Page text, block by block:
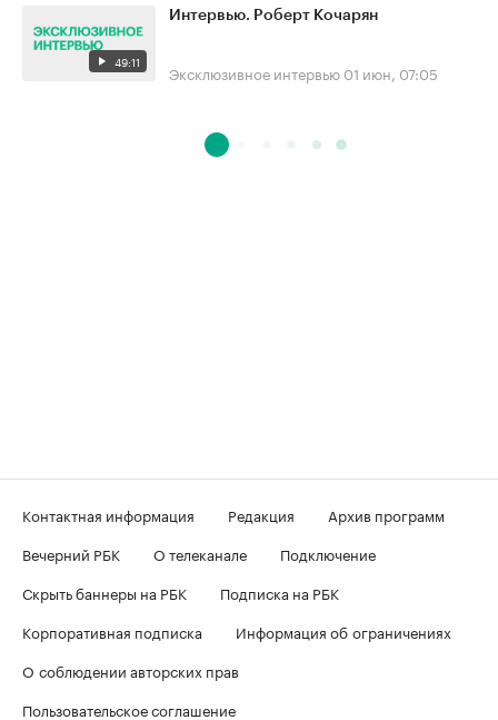
49:11
Интервью. Роберт Кочарян
Эксклюзивное интервью 01 июн, 07:05
Контактная информация Редакция
Архив программ
Вечерний РБК
О телеканале
Подключение
Скрыть баннеры на РБК
Подписка на РБК
Корпоративная подписка
Информация об ограничениях
О соблюдении авторских прав
Пользовательское соглашение